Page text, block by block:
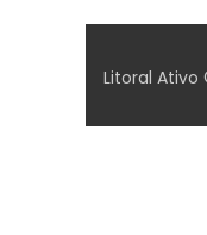
Litoral Ativo